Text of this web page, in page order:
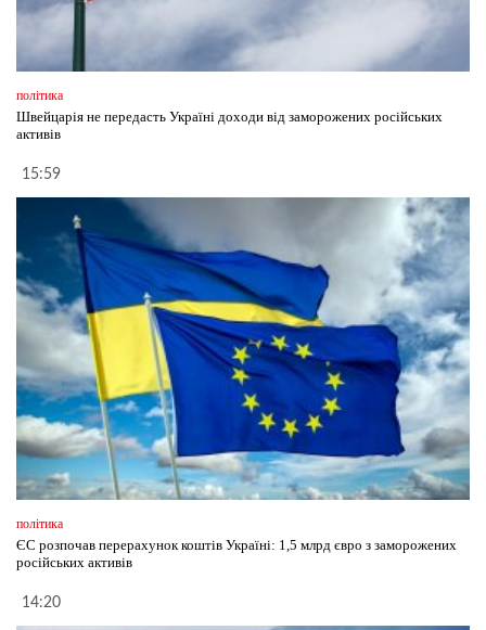
політика
Швейцарія не передасть Україні доходи від заморожених російських
активів
15:59
політика
ЄС розпочав перерахунок коштів Україні: 1,5 млрд євро з заморожених
російських активів
14:20